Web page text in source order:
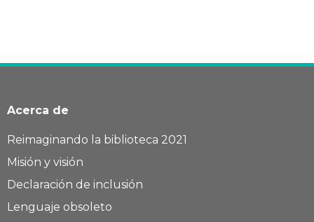
Acerca de
Reimaginando la biblioteca 2021
Misión y visión
Declaración de inclusión
Lenguaje obsoleto